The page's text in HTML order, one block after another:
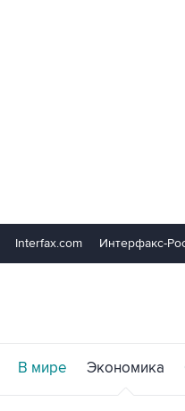
Interfax.com Интерфакс-
В мире Экономика